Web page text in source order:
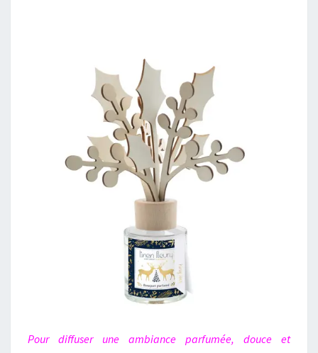
Pour diffuser une ambiance parfumée, douce et